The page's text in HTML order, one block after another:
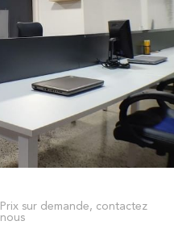
Prix sur demande, contactez
nous